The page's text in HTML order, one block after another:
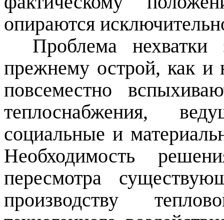
опираются
Проблема нехватки
прежнему острой, как и
повсеместно
теплоснабжения,
социальные и
Необходимость
пересмотра
производству